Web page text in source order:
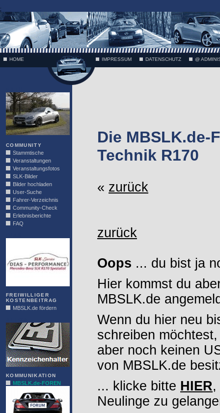
;
HOME IMPRESSUM DATENSCHUTZ @
COMMUNITY
Stammtische
Veranstaltungen
Veranstaltungsfotos
SLK-Bilder
Bilder hochladen
User-Suche
Fahrer-Verzeichnis
Community-Check
Erlebnisberichte
FAQ
FREIWILLIGER
KOSTENBEITRAG
MBSLK.de fördern
KOMMUNIKATION
MBSLK.de-FOREN
Die MBSLK.de-
Technik R170
« zurück
zurück
Oops ... du bist ja
Hier kommst du
MBSLK.de
Wenn du hier neu
schreiben möchtest,
aber noch keinen
von MBSLK.de
... klicke bitte HIER,
Neulinge zu